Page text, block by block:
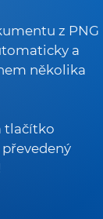
z PNG
a
několika
tlačítko